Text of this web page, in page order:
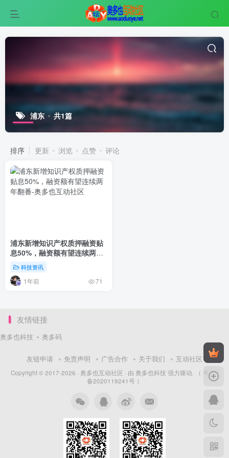
浦东 共1篇
排序 更新 浏览 点赞 评论
浦东新增知识产权质押融资贴
息50%，融资额有望连续两年
翻番科技资讯
1年前 71
友情链接
奥多也科技 奥多码
友链申请 免责声明 广告合作 关于我们 互动社区
Copyright © 2017-2026 · 奥多也互动社区 · 由 奥多也科技 强力驱动.
（ 粤ICP
备2020119241号 ）